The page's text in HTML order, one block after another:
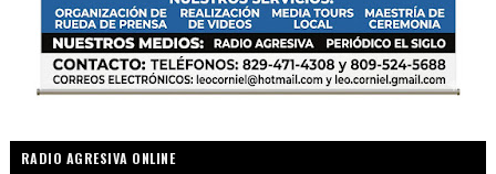
RADIO AGRESIVA ONLINE